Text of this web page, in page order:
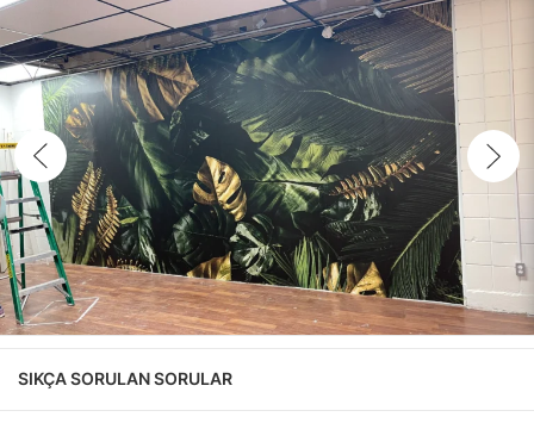
SIKÇA SORULAN SORULAR